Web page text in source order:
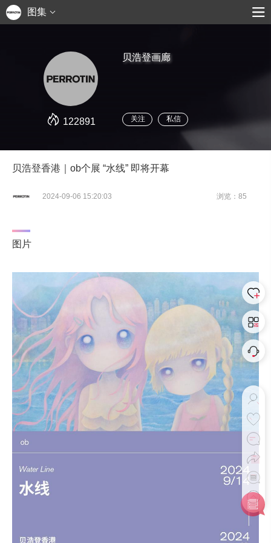
图集
122891
贝浩登画廊
关注 私信
贝浩登香港｜ob个展 “水线” 即将开幕
2024-09-06 15:20:03 浏览：85
图片